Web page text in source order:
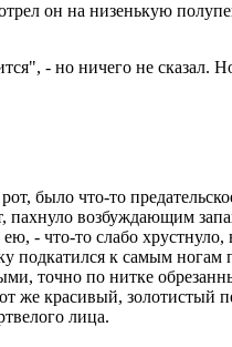
он на низенькую
- но ничего не
было что-то
возбуждающим
- что-то слабо
подкатился к самым
точно по нитке
же красивый, золотистый
лица.